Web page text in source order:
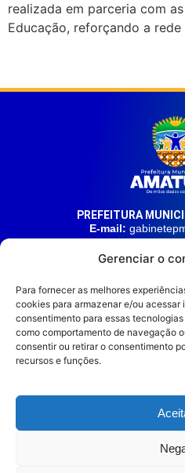
Gerenciar o
Para fornecer as melhores
cookies para armazenar e/ou acessar
consentimento para essas
como comportamento de navegação
consentir ou retirar o consentimento
recursos e funções.
realizada em parceria com
Educação, reforçando a
PREFEITURA
E-mail:
Av. 21 de Junho,
HORÁRIO DE
Segunda à sexta,